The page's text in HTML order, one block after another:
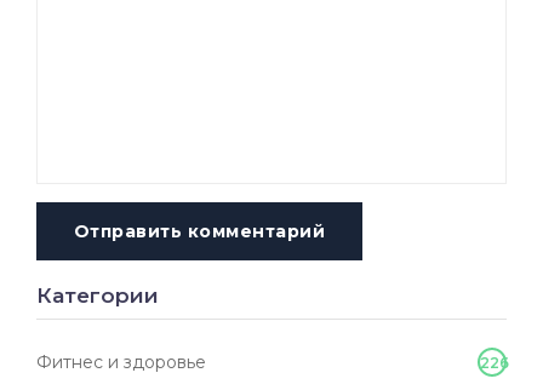
Отправить комментарий
Категории
Фитнес и здоровье 226